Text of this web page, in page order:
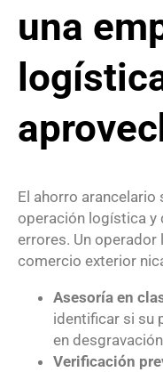
una
El ahorro
operación logística y
errores. Un
comercio exterior
Asesoría en
identificar si su
en
Verificación